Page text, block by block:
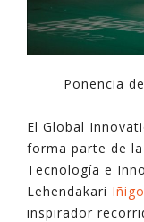
Ponencia
El Global
forma parte de la
Tecnología e
Lehendakari
inspirador